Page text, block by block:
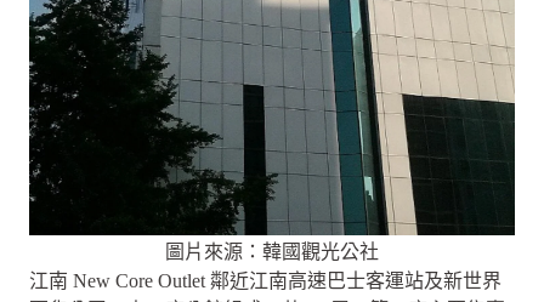
圖片來源：韓國觀光公社
江南 New Core Outlet 鄰近江南高速巴士客運站及新世界